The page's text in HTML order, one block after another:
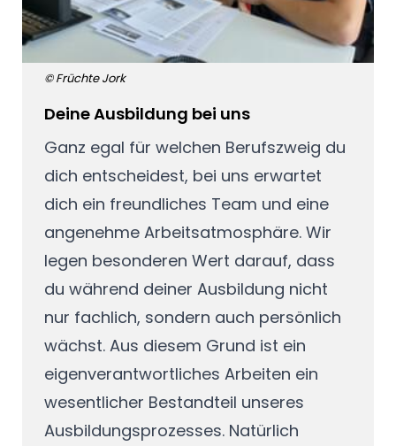
Deine Ausbildung bei uns
Ganz egal für welchen Berufszweig du
dich entscheidest, bei uns erwartet
dich ein freundliches Team und eine
angenehme Arbeitsatmosphäre. Wir
legen besonderen Wert darauf, dass
du während deiner Ausbildung nicht
nur fachlich, sondern auch persönlich
wächst. Aus diesem Grund ist ein
eigenverantwortliches Arbeiten ein
wesentlicher Bestandteil unseres
Ausbildungsprozesses. Natürlich
© Früchte Jork